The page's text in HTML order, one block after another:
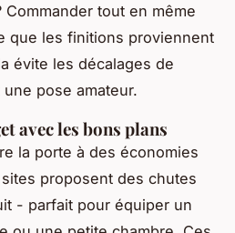
tout en même
que les finitions proviennent
évite les décalages de
pose amateur.
avec les bons plans
la porte à des économies
proposent des chutes
- parfait pour équiper un